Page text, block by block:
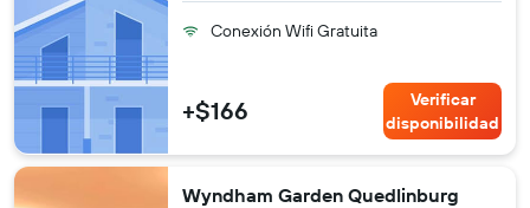
Conexión Wifi Gratuita
+$166
Verificar
disponibilidad
Wyndham Garden Quedlinburg